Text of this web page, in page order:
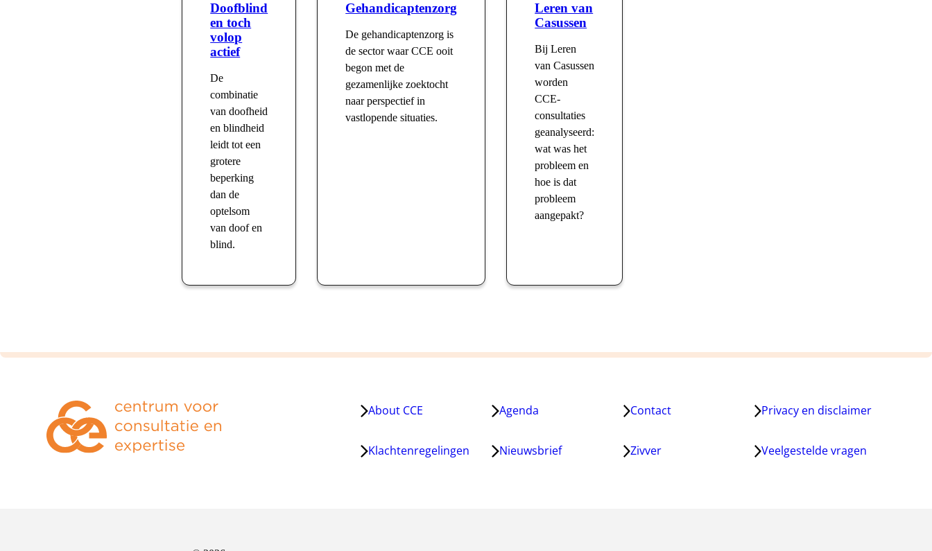
Doofblind
en toch
volop
actief
De
combinatie
van doofheid
en blindheid
leidt tot een
grotere
beperking
dan de
optelsom
van doof en
blind.
Gehandicaptenzorg
De gehandicaptenzorg is
de sector waar CCE ooit
begon met de
gezamenlijke zoektocht
naar perspectief in
vastlopende situaties.
Leren van
Casussen
Bij Leren
van Casussen
worden
CCE-
consultaties
geanalyseerd:
wat was het
probleem en
hoe is dat
probleem
aangepakt?
About CCE Agenda Contact Privacy en disclaimer
Klachtenregelingen Nieuwsbrief Zivver Veelgestelde vragen